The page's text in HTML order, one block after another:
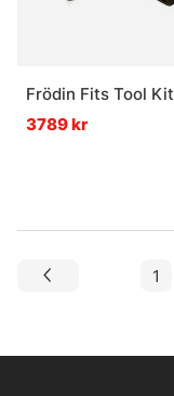
Frödin Fits Tool Kit
3789 kr
1